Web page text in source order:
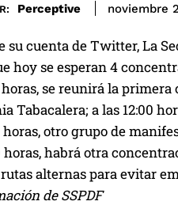
Perceptive noviembre
su cuenta de Twitter, La
hoy se esperan 4
horas, se reunirá la
Tabacalera; a las 12:00
horas, otro grupo de
horas, habrá otra
alternas para evitar
de SSPDF